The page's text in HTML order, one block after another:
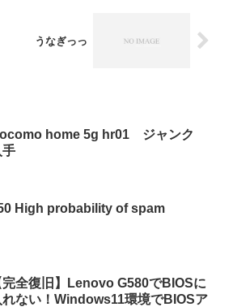
うなぎっっ
home 5g hr01 ジャンク
手
High probability of spam
完全復旧】Lenovo G580でBIOSに
れない！Windows11環境でBIOSア